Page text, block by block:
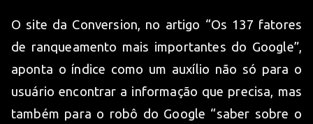
O site da Conversion, no artigo “Os 137 fatores
de ranqueamento mais importantes do Google”,
aponta o índice como um auxílio não só para o
usuário encontrar a informação que precisa, mas
também para o robô do Google “saber sobre o